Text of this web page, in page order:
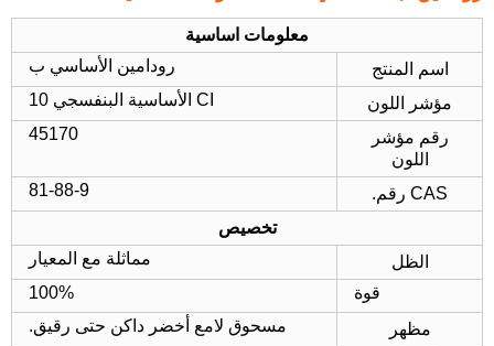
معلومات اساسية
اسم المنتج
رودامين الأساسي ب
مؤشر اللون
CI الأساسية البنفسجي 10
رقم مؤشر
اللون
45170
CAS رقم.
81-88-9
تخصيص
الظل
مماثلة مع المعيار
قوة
100%
مظهر
مسحوق لامع أخضر داكن حتى رقيق.